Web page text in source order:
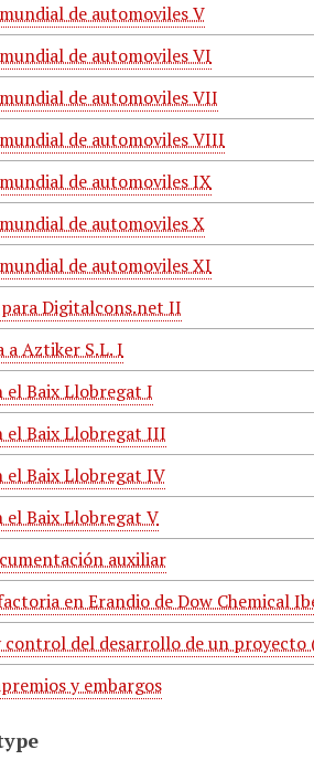
de automoviles V
de automoviles VI
de automoviles VII
de automoviles VIII
de automoviles IX
de automoviles X
de automoviles XI
para Digitalcons.net II
a Aztiker S.L. I
el Baix Llobregat I
el Baix Llobregat III
el Baix Llobregat IV
el Baix Llobregat V
auxiliar
en Erandio de Dow Chemical
del desarrollo de un proyecto
y embargos